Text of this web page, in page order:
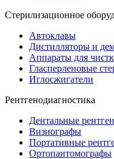
Стерилизационное
Автоклавы
Дистилляторы и
Аппараты для
Гласперленовые
Иглосжигатели
Рентгенодиагностика
Дентальные
Визиографы
Портативные
Ортопантомографы